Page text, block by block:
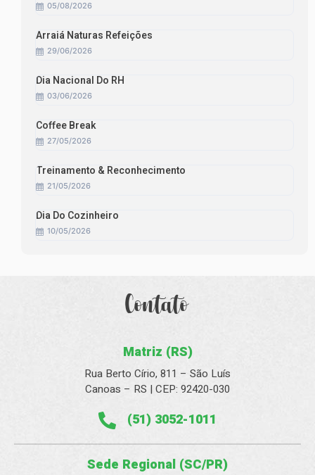
05/08/2026
Arraiá Naturas Refeições
29/06/2026
Dia Nacional Do RH
03/06/2026
Coffee Break
27/05/2026
Treinamento & Reconhecimento
21/05/2026
Dia Do Cozinheiro
10/05/2026
Contato
Matriz (RS)
Rua Berto Círio, 811 – São Luís
Canoas – RS | CEP: 92420-030
(51) 3052-1011
Sede Regional (SC/PR)